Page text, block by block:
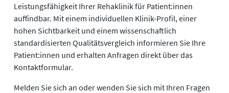
Leistungsfähigkeit Ihrer Rehaklinik für Patient:innen
auffindbar. Mit einem individuellen Klinik-Profil, einer
hohen Sichtbarkeit und einem wissenschaftlich
standardisierten Qualitätsvergleich informieren Sie Ihre
Patient:innen und erhalten Anfragen direkt über das
Kontaktformular.
Melden Sie sich an oder wenden Sie sich mit Ihren Fragen